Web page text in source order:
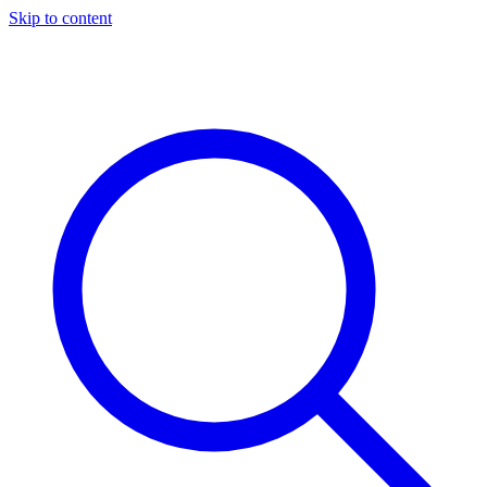
Skip to content